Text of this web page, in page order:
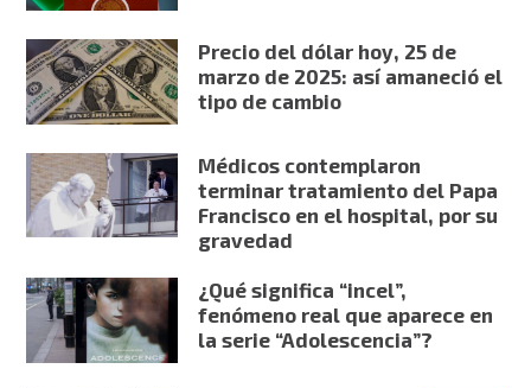
Precio del dólar hoy, 25 de
marzo de 2025: así amaneció el
tipo de cambio
Médicos contemplaron
terminar tratamiento del Papa
Francisco en el hospital, por su
gravedad
¿Qué significa “incel”,
fenómeno real que aparece en
la serie “Adolescencia”?